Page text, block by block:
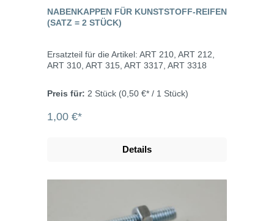
NABENKAPPEN FÜR KUNSTSTOFF-REIFEN
(SATZ = 2 STÜCK)
Ersatzteil für die Artikel: ART 210, ART 212,
ART 310, ART 315, ART 3317, ART 3318
Preis für: 2 Stück (0,50 €* / 1 Stück)
1,00 €*
Details